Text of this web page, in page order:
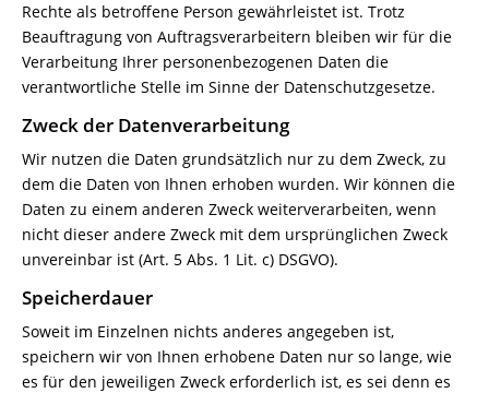
Rechte als betroffene Person gewährleistet ist. Trotz
Beauftragung von Auftragsverarbeitern bleiben wir für die
Verarbeitung Ihrer personenbezogenen Daten die
verantwortliche Stelle im Sinne der Datenschutzgesetze.
Zweck der Datenverarbeitung
Wir nutzen die Daten grundsätzlich nur zu dem Zweck, zu
dem die Daten von Ihnen erhoben wurden. Wir können die
Daten zu einem anderen Zweck weiterverarbeiten, wenn
nicht dieser andere Zweck mit dem ursprünglichen Zweck
unvereinbar ist (Art. 5 Abs. 1 Lit. c) DSGVO).
Speicherdauer
Soweit im Einzelnen nichts anderes angegeben ist,
speichern wir von Ihnen erhobene Daten nur so lange, wie
es für den jeweiligen Zweck erforderlich ist, es sei denn es